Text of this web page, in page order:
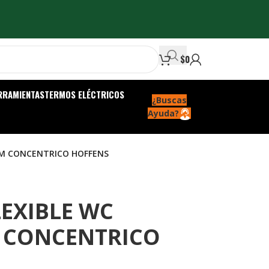
$0
TERMOS ELÉCTRICOS
¿Buscas
Ayuda?
CONCENTRICO HOFFENS
WC